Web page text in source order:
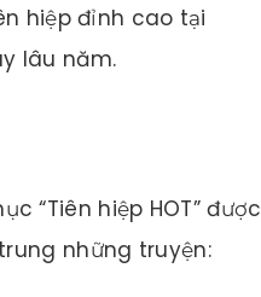
hiệp đỉnh cao tại
lâu năm.
“Tiên hiệp HOT” được
những truyện: